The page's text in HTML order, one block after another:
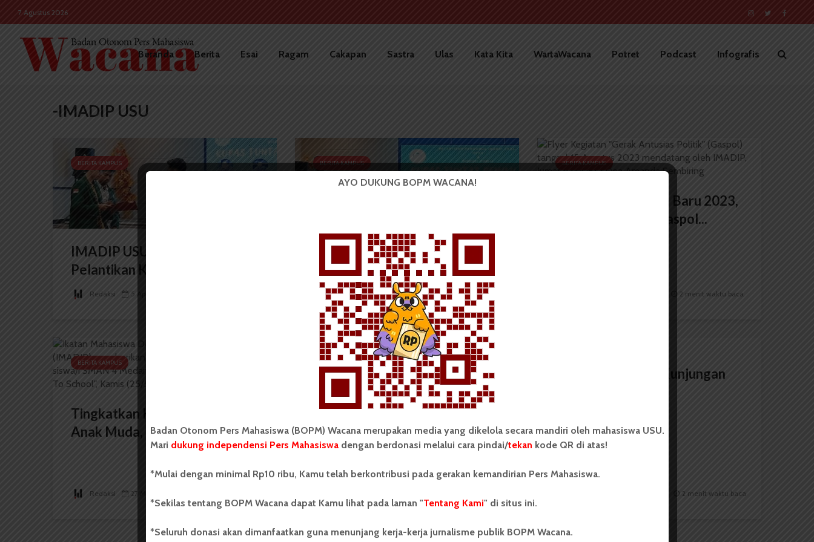
7 Agustus 2026
Beranda Berita Esai Ragam Cakapan Sastra Ulas Kata Kita WartaWacana Potret Podcast Infografis
-IMADIP USU
BERITA KAMPUS
IMADIP USU Adakan
Pelantikan Kepengurusan...
Redaksi 5 April 2024
BERITA KAMPUS
IMADIP USU Gelar Diskusi
Publik Pemilu 2024
Redaksi 4 April 2024 2 menit waktu baca
BERITA KAMPUS
Sambut Mahasiswa Baru 2023,
IMADIP Adakan Gaspol...
2 menit waktu baca
BERITA KAMPUS
Tingkatkan Kesadaran Politik
Anak Muda, IMADIP Berikan...
Redaksi 27 Mei 2023
BERITA KAMPUS
Imadip Open Recruitment
Anggota Baru
IMADIP Lakukan Kunjungan
2 menit waktu baca
AYO DUKUNG BOPM WACANA!
Badan Otonom Pers Mahasiswa (BOPM) Wacana merupakan media yang dikelola secara mandiri oleh mahasiswa USU.
Mari dukung independensi Pers Mahasiswadengan berdonasi melalui cara pindai/tekan kode QR di atas!
*Mulai dengan minimal Rp10 ribu, Kamu telah berkontribusi pada gerakan kemandirian Pers Mahasiswa.
*Sekilas tentang BOPM Wacana dapat Kamu lihat pada laman "Tentang Kami" di situs ini.
*Seluruh donasi akan dimanfaatkan guna menunjang kerja-kerja jurnalisme publik BOPM Wacana.